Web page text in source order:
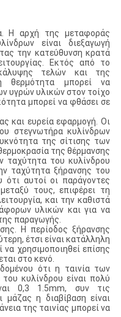
Η αρχή της μεταφοράς
είναι διεξαγωγή
την κατεύθυνση κρατά
Εκτός από το
τελών και της
θερμότητα μπορεί να
υγρών υλικών στον τοίχο
μπορεί να φθάσει σε
και ευρεία εφαρμογή. Οι
στεγνωτήρα κυλίνδρων
της σίτισης των
της θέρμανσης
ταχύτητα του κυλίνδρου
ταχύτητα ξήρανσης του
ότι αυτοί οι παράγοντες
τους, επιφέρει τη
και την καθιστά
υλικών και για να
παραγωγής.
Η περίοδος ξήρανσης
έτσι είναι κατάλληλη
χρησιμοποιηθεί επίσης
στο κενό.
ότι η ταινία των
κυλίνδρου είναι πολύ
0,3 1.5mm, συν τις
μάζας η διαβίβαση είναι
της ταινίας μπορεί να